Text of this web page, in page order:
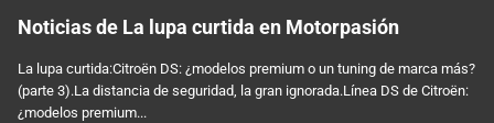
Noticias de La lupa curtida en Motorpasión
La lupa curtida:Citroën DS: ¿modelos premium o un tuning de marca más?
(parte 3).La distancia de seguridad, la gran ignorada.Línea DS de Citroën:
¿modelos premium...